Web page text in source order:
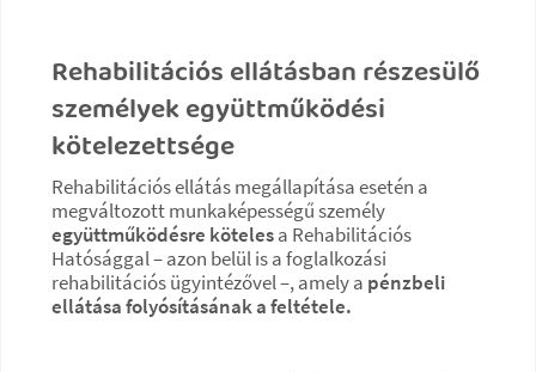
Rehabilitációs ellátásban részesülő
személyek együttműködési
kötelezettsége
Rehabilitációs ellátás megállapítása esetén a
megváltozott munkaképességű személy
együttműködésre kötelesa Rehabilitációs
Hatósággal – azon belül is a foglalkozási
rehabilitációs ügyintézővel –, amely a pénzbeli
ellátása folyósításának a feltétele.